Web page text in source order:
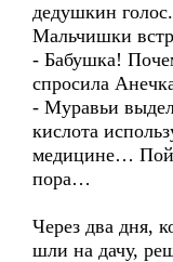
дедушкин голос.
Мальчишки
- Бабушка!
спросила
- Муравьи
кислота
медицине…
пора…
Через два дня,
шли на дачу,